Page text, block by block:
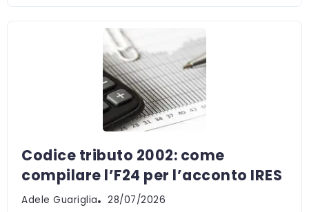
Codice tributo 2002: come
compilare l’F24 per l’acconto IRES
Adele Guariglia 28/07/2026